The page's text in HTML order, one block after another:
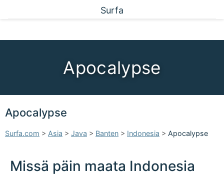
Surfa
Apocalypse
Apocalypse
Surfa.com > Asia > Java > Banten > Indonesia > Apocalypse
Missä päin maata Indonesia